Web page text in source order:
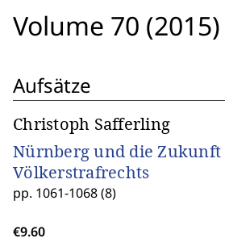
Volume 70 (2015)
Aufsätze
Christoph Safferling
Nürnberg und die Zukunft
Völkerstrafrechts
pp. 1061-1068 (8)